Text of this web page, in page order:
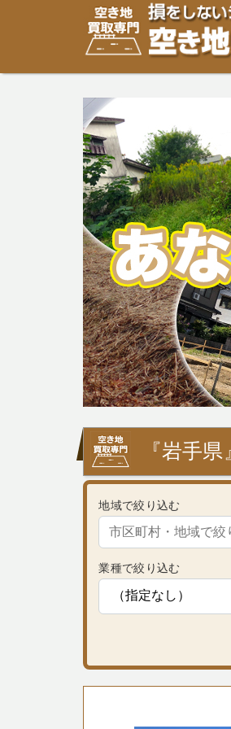
『岩手
地域で絞り込む
業種で絞り込む